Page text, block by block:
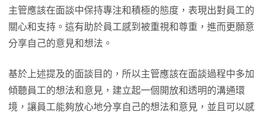
主管應該在面談中保持專注和積極的態度，表現出對員工的
關心和支持。這有助於員工感到被重視和尊重，進而更願意
分享自己的意見和想法。
基於上述提及的面談目的，所以主管應該在面談過程中多加
傾聽員工的想法和意見，建立起一個開放和透明的溝通環
境，讓員工能夠放心地分享自己的想法和意見，並且可以感